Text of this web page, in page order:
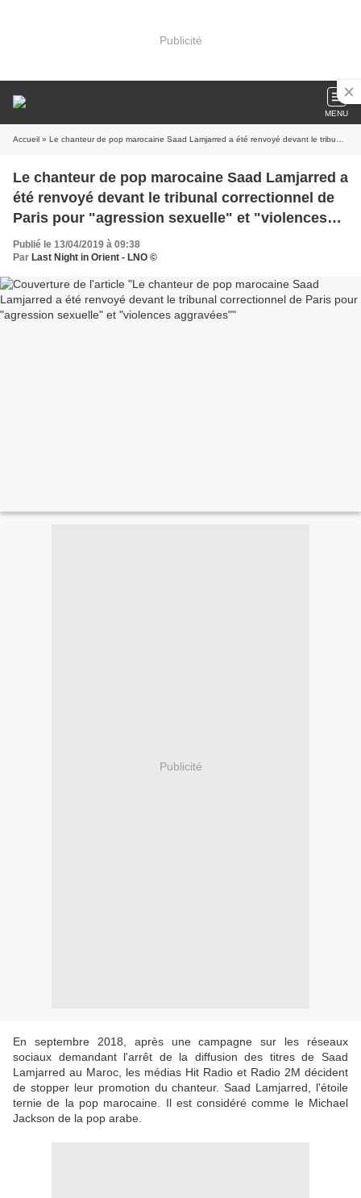
Publicité
MENU
Accueil » Le chanteur de pop marocaine Saad Lamjarred a été renvoyé devant le tribunal correctionnel de Paris pour "agression sexuelle" et "violences aggravées"
Le chanteur de pop marocaine Saad Lamjarred a
été renvoyé devant le tribunal correctionnel de
Paris pour "agression sexuelle" et "violences
aggravées"
Publié le 13/04/2019 à 09:38
Par Last Night in Orient - LNO ©
Publicité
En septembre 2018, après une campagne sur les réseaux
sociaux demandant l'arrêt de la diffusion des titres de Saad
Lamjarred au Maroc, les médias Hit Radio et Radio 2M décident
de stopper leur promotion du chanteur. Saad Lamjarred, l'étoile
ternie de la pop marocaine. Il est considéré comme le Michael
Jackson de la pop arabe.